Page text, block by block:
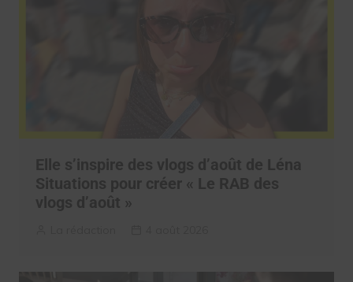
Elle s’inspire des vlogs d’août de Léna
Situations pour créer « Le RAB des
vlogs d’août »